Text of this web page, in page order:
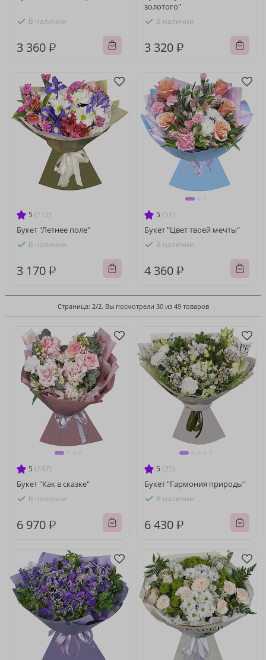
В наличии
3 360 ₽
золотого"
В наличии
3 320 ₽
5 (112)
Букет "Летнее поле"
В наличии
3 170 ₽
5 (51)
Букет "Цвет твоей мечты"
В наличии
4 360 ₽
Страница: 2/2. Вы посмотрели 30 из 49 товаров
5 (747)
Букет "Как в сказке"
В наличии
6 970 ₽
5 (25)
Букет "Гармония природы"
В наличии
6 430 ₽